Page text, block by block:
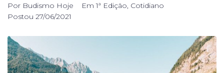
Por Budismo Hoje Em1ª Edição, Cotidiano
Postou 27/06/2021